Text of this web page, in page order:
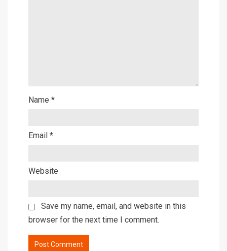
Name *
Email *
Website
Save my name, email, and website in this
browser for the next time I comment.